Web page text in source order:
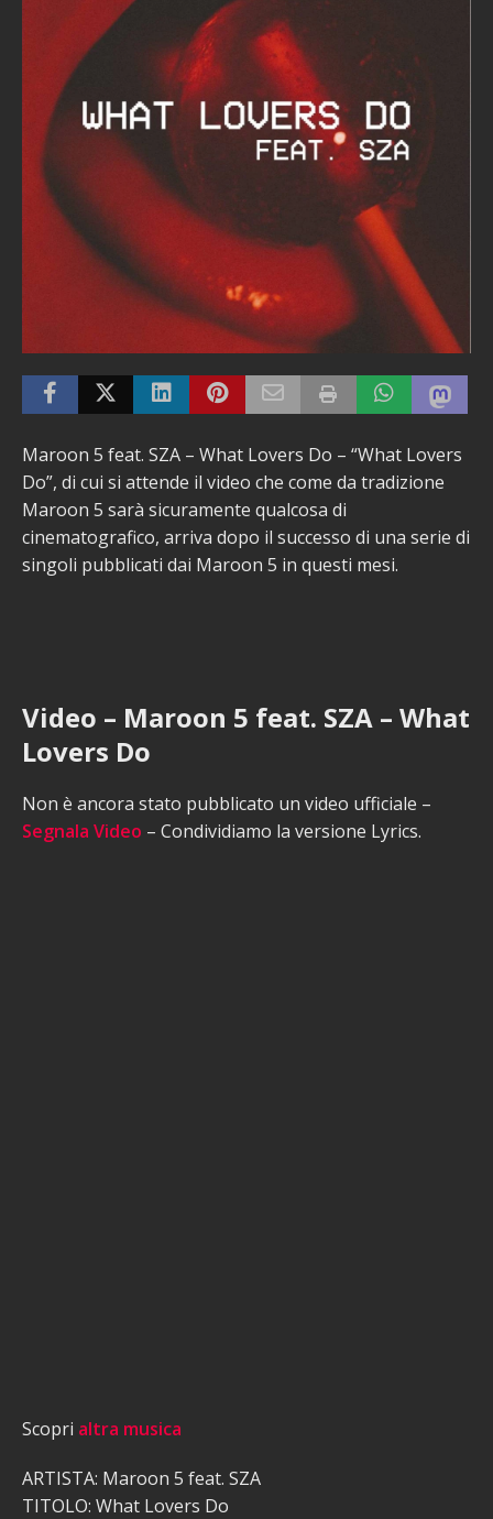
Maroon 5 feat. SZA – What Lovers Do – “What Lovers
Do”, di cui si attende il video che come da tradizione
Maroon 5 sarà sicuramente qualcosa di
cinematografico, arriva dopo il successo di una serie di
singoli pubblicati dai Maroon 5 in questi mesi.
Video – Maroon 5 feat. SZA – What
Lovers Do
Non è ancora stato pubblicato un video ufficiale –
Segnala Video – Condividiamo la versione Lyrics.
Scopri altra musica
ARTISTA: Maroon 5 feat. SZA
TITOLO: What Lovers Do